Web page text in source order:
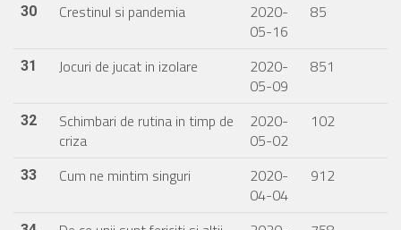
30 Crestinul si pandemia
2020-
05-16
85
31 Jocuri de jucat in izolare
2020-
05-09
851
32
Schimbari de rutina in timp de
criza
2020-
05-02
102
33 Cum ne mintim singuri
2020-
04-04
912